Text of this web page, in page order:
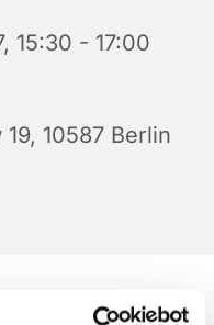
15:30 - 17:00
10587 Berlin